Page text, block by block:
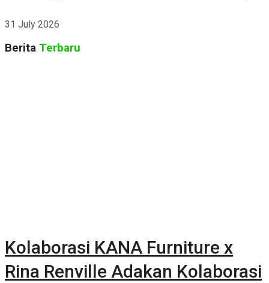
31 July 2026
Berita Terbaru
Kolaborasi KANA Furniture x
Rina Renville Adakan Kolaborasi